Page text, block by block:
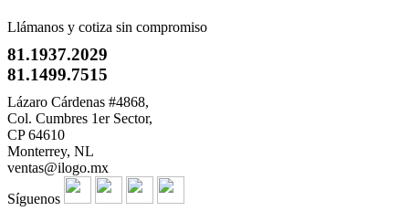
Llámanos y cotiza sin compromiso
81.1937.2029
81.1499.7515
Lázaro Cárdenas #4868,
Col. Cumbres 1er Sector,
CP 64610
Monterrey, NL
ventas@ilogo.mx
Síguenos